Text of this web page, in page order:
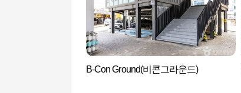
B-Con Ground(비콘그라운드)